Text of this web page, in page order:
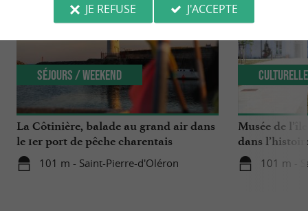
La Côtinière, balade au grand air dans
le 1er port de pêche charentais
101 m - Saint-Pierre-d'Oléron
Séjours / Weekend
Musée de
dans
101 m -
Culturelle
JE REFUSE
J'ACCEPTE